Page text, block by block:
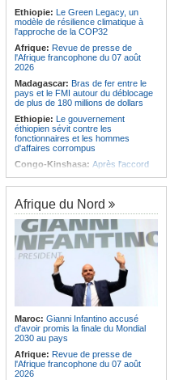
Angola:Des experts prélèvent des
échantillons pour identifier les
victimes de l'accident de Cuanza-
Sul
Ethiopie: Le Green Legacy, un
modèle de résilience climatique à
l'approche de la COP32
Afrique: Revue de presse de
l'Afrique francophone du 07 août
2026
Madagascar: Bras de fer entre le
pays et le FMI autour du déblocage
de plus de 180 millions de dollars
Ethiopie: Le gouvernement
éthiopien sévit contre les
fonctionnaires et les hommes
d'affaires corrompus
Congo-Kinshasa: Après l'accord
Sud-Soudan: Le pays à la croisée
des chemins, alerte l'ONU
Rwanda: Rome et Kigali discutent
d'une possible externalisation au
pays des procédures d'asile à
destination de l'Italie
Somalie:Le camp de Galkayo
frappé par une violente attaque des
Forces du Puntland
Soudan:La guerre contre les
houthistes du Yémen peut-elle
détourner Riyad du pays ?
Sud-Soudan:
femmes pour accéder aux soins de
santé
Afrique du Nord
Maroc: Gianni Infantino accusé
d'avoir promis la finale du Mondial
2030 au pays
Afrique: Revue de presse de
l'Afrique francophone du 07 août
2026